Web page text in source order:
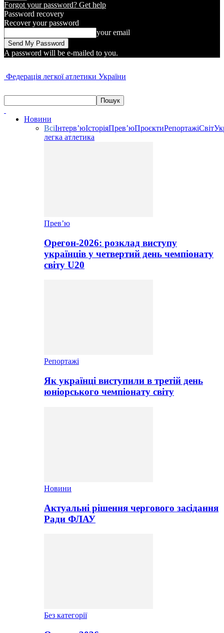
Forgot your password? Get help
Password recovery
Recover your password
your email
A password will be e-mailed to you.
Федерація легкої атлетики України
Новини
ВсіІнтерв’юІсторіяПрев’юПроєктиРепортажіСвіт
легка атлетика
Прев’ю
Орегон-2026: розклад виступу
українців у четвертий день чемпіонату
світу U20
Репортажі
Як українці виступили в третій день
юніорського чемпіонату світу
Новини
Актуальні рішення чергового засідання
Ради ФЛАУ
Без категорії